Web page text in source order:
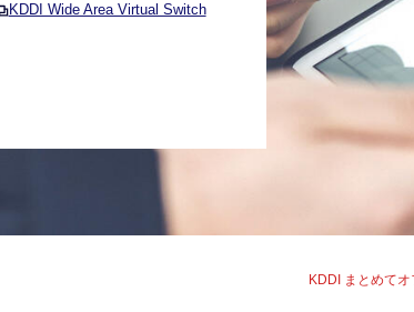
KDDI Wide Area Virtual Switch
KDDI まとめてオ